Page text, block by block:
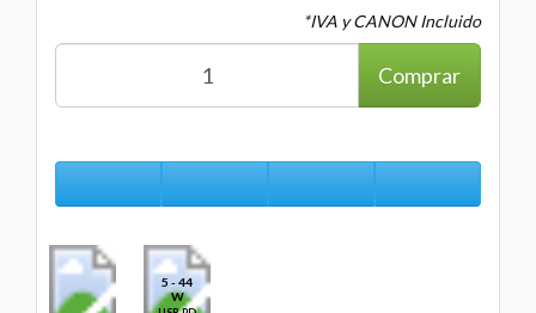
*IVA y CANON Incluido
Comprar
5 - 44
W